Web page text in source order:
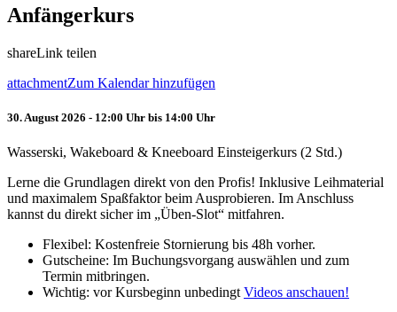
Anfängerkurs
shareLink teilen
attachmentZum Kalendar hinzufügen
30. August 2026 - 12:00 Uhr bis 14:00 Uhr
Wasserski, Wakeboard & Kneeboard Einsteigerkurs (2 Std.)
Lerne die Grundlagen direkt von den Profis! Inklusive Leihmaterial
und maximalem Spaßfaktor beim Ausprobieren. Im Anschluss
kannst du direkt sicher im „Üben-Slot“ mitfahren.
Flexibel: Kostenfreie Stornierung bis 48h vorher.
Gutscheine: Im Buchungsvorgang auswählen und zum
Termin mitbringen.
Wichtig: vor Kursbeginn unbedingt Videos anschauen!